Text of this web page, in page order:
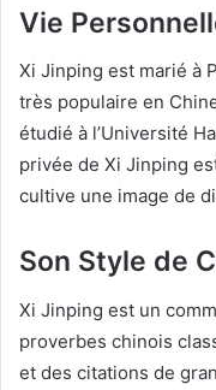
Vie
Xi Jinping est marié à
très populaire en
étudié à l’Université
privée de Xi Jinping
cultive une image de
Son Style de
Xi Jinping est un
proverbes chinois
et des citations de